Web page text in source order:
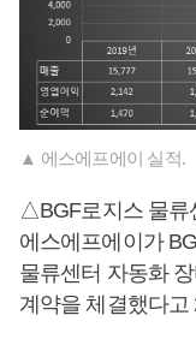
▲ 에스에프에이 실적.
△BGF로지스 물류
에스에프에이가
물류센터 자동화
계약을 체결했다고